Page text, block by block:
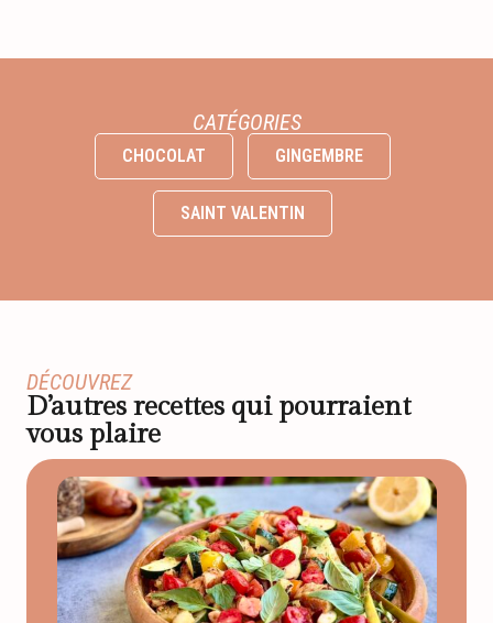
CATÉGORIES
CHOCOLAT GINGEMBRE
SAINT VALENTIN
DÉCOUVREZ
D’autres recettes qui pourraient
vous plaire